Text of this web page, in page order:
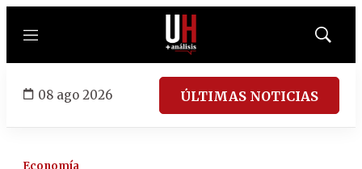
Menú
Mostrar
08 ago 2026 ÚLTIMAS NOTICIAS
Economía